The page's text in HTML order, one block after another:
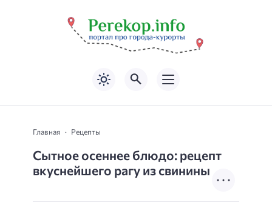
Главная Рецепты
Сытное осеннее блюдо: рецепт
вкуснейшего рагу из свинины